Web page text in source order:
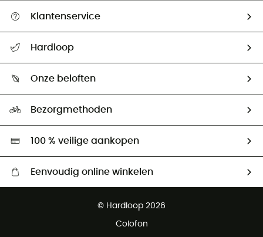
Klantenservice
Mijn zending volgen
Retourzendingen & Terugbetalingen
Hardloop
Ambassadeurs
Onze beloften
Hardgreen
Bezorgmethoden
100 % veilige aankopen
Eenvoudig online winkelen
Gratis retourneren binnen 100 dagen
© Hardloop 2026
Colofon